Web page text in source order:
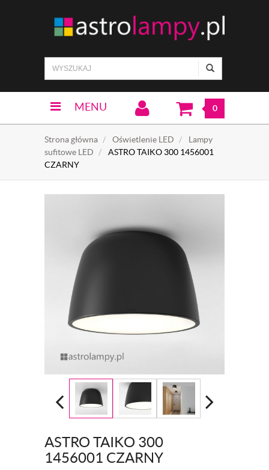
MENU 0
Strona główna Oświetlenie LED
Lampy
sufitowe LED
ASTRO TAIKO 300 1456001
CZARNY
ASTRO TAIKO 300
1456001 CZARNY